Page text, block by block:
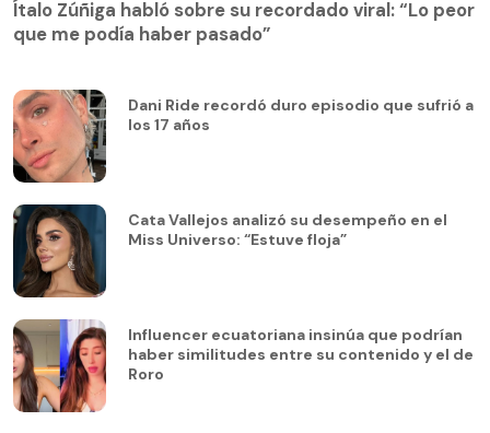
Ítalo Zúñiga habló sobre su recordado viral: “Lo peor
que me podía haber pasado”
Dani Ride recordó duro episodio que sufrió a
los 17 años
Cata Vallejos analizó su desempeño en el
Miss Universo: “Estuve floja”
Influencer ecuatoriana insinúa que podrían
haber similitudes entre su contenido y el de
Roro